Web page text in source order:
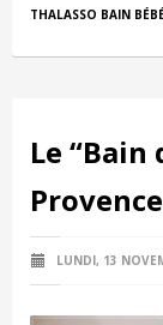
THALASSO BAIN
Le “Bain
Provence
LUNDI, 13